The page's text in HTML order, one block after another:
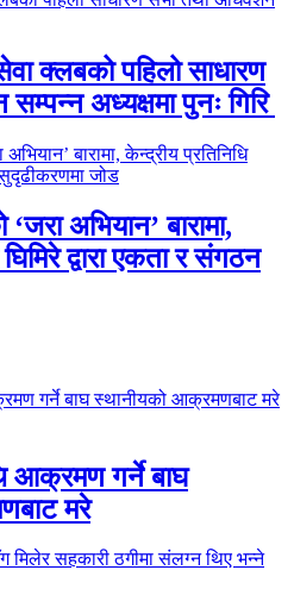
क्लबको पहिलो साधारण
अध्यक्षमा पुनः गिरि
अभियान’ बारामा,
द्वारा एकता र संगठन
आक्रमण गर्ने बाघ
मरे